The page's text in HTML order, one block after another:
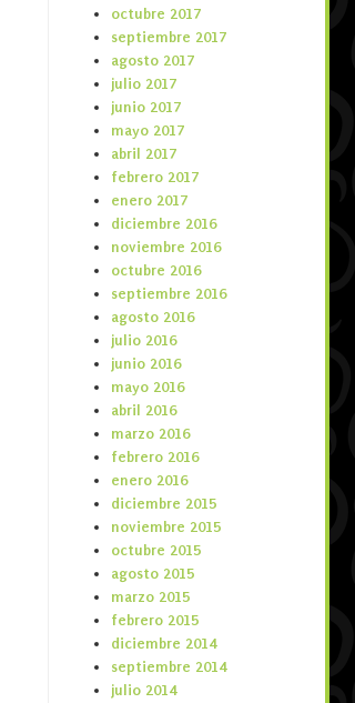
octubre 2017
septiembre 2017
agosto 2017
julio 2017
junio 2017
mayo 2017
abril 2017
febrero 2017
enero 2017
diciembre 2016
noviembre 2016
octubre 2016
septiembre 2016
agosto 2016
julio 2016
junio 2016
mayo 2016
abril 2016
marzo 2016
febrero 2016
enero 2016
diciembre 2015
noviembre 2015
octubre 2015
agosto 2015
marzo 2015
febrero 2015
diciembre 2014
septiembre 2014
julio 2014